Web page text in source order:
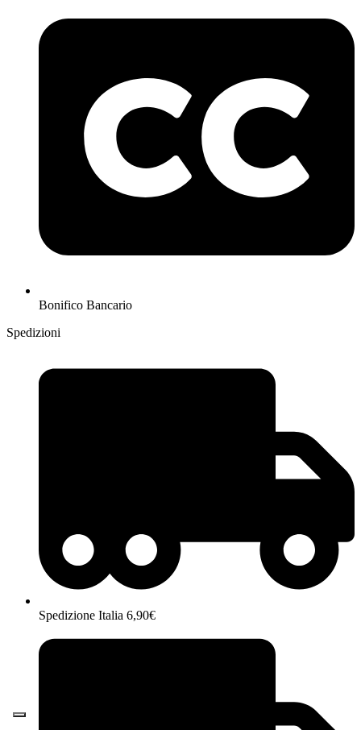
Bonifico Bancario
Spedizioni
Spedizione Italia 6,90€